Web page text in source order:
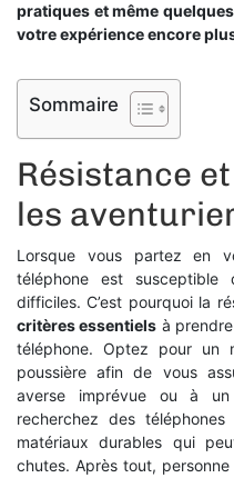
pratiques et même
votre expérience encore
Sommaire
Résistance
les
Lorsque vous partez en
téléphone est susceptible
difficiles. C’est pourquoi la
critères essentiels à
téléphone. Optez pour un
poussière afin de vous
averse imprévue ou à un
recherchez des
matériaux durables qui
chutes. Après tout,